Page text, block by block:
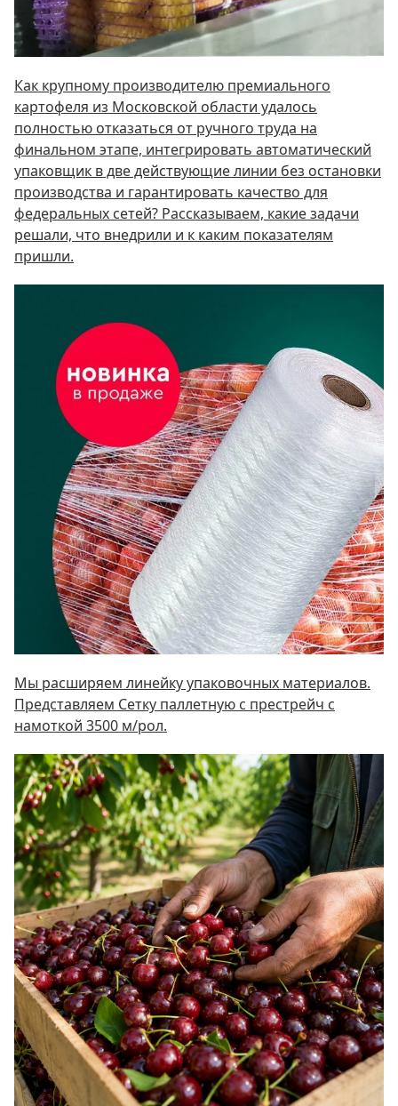
Как крупному производителю премиального
картофеля из Московской области удалось
полностью отказаться от ручного труда на
финальном этапе, интегрировать автоматический
упаковщик в две действующие линии без остановки
производства и гарантировать качество для
федеральных сетей? Рассказываем, какие задачи
решали, что внедрили и к каким показателям
пришли.
Мы расширяем линейку упаковочных материалов.
Представляем Сетку паллетную c престрейч с
намоткой 3500 м/рол.